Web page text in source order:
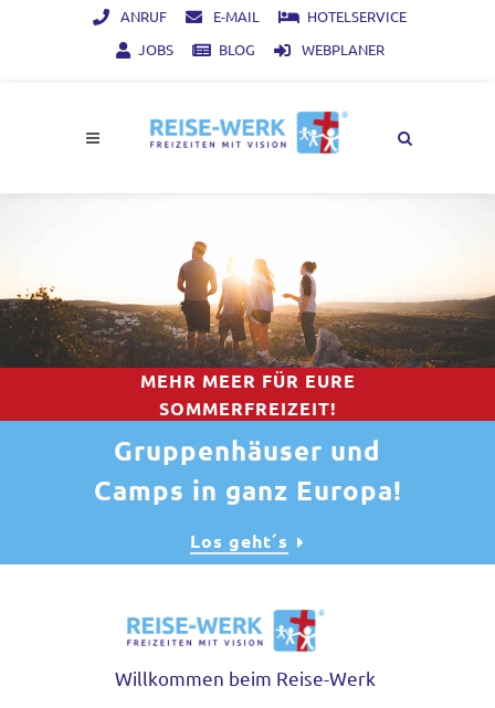
ANRUF E-MAIL
HOTELSERVICE
JOBS
BLOG WEBPLANER
MEHR MEER FÜR EURE
SOMMERFREIZEIT!
Gruppenhäuser und
Camps in ganz Europa!
Los geht´s
Willkommen beim Reise-Werk